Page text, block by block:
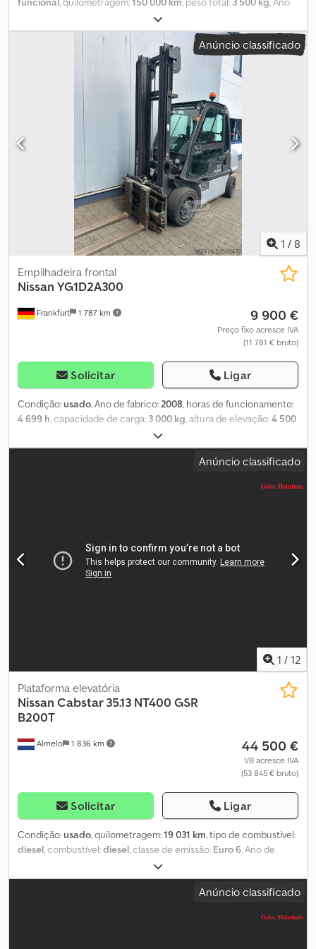
, Vende-se grua NISSAN CABSTAR com grua
FOIMA de 2004 e 150.000 km. Atualmente em funcionamento,
vende-se por substituição. Pode ser vista em Mérida, na Calle
Bilbao 27. Pode ser conduzida com carta de condução categoria
Anúncio classificado
1 / 8
Frankfurt 1 787 km
Empilhadeira frontal
Nissan YG1D2A300
9 900 €
Preço fixo acresce IVA
(11 781 € bruto)
Solicitar Ligar
Condição:usado, Ano de fabrico:2008, horas de funcionamento:
4 699 h, capacidade de carga: 3 000 kg, altura de elevação:4 500
, altura de construção:
estado dos pneus:60 percentagem, peso em vazio:4 730 kg, cor:
, Equipamentos adicionais: Deslizador lateral, dispositivo de
aprovação STVZO, cabine completa, certificado CE, espelho
Anúncio classificado
1 / 12
Almelo 1 836 km
Plataforma elevatória
Nissan Cabstar 35.13 NT400 GSR
B200T
44 500 €
VB acresce IVA
(53 845 € bruto)
Solicitar Ligar
Condição:usado, quilometragem:19 031 km, tipo de combustível:
diesel, combustível:diesel, classe de emissão: Euro 6, Ano de
, horas de funcionamento:
AdBlue, = Outras opções e acessórios = - TDP (Tomada de força)
= Observações = Nissan Cabstar 35.13 NT400. Ano: 2018.
velocidades. Peso máximo: 3500 kg. Carga por eixo: 1: 1750 kg. 2:
Anúncio classificado